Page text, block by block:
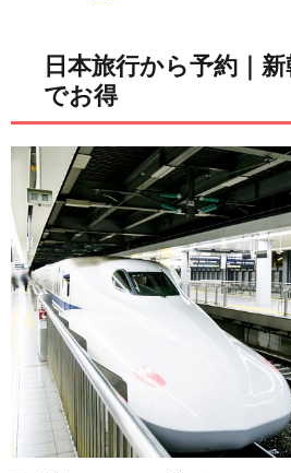
日本旅行から予約｜
でお得